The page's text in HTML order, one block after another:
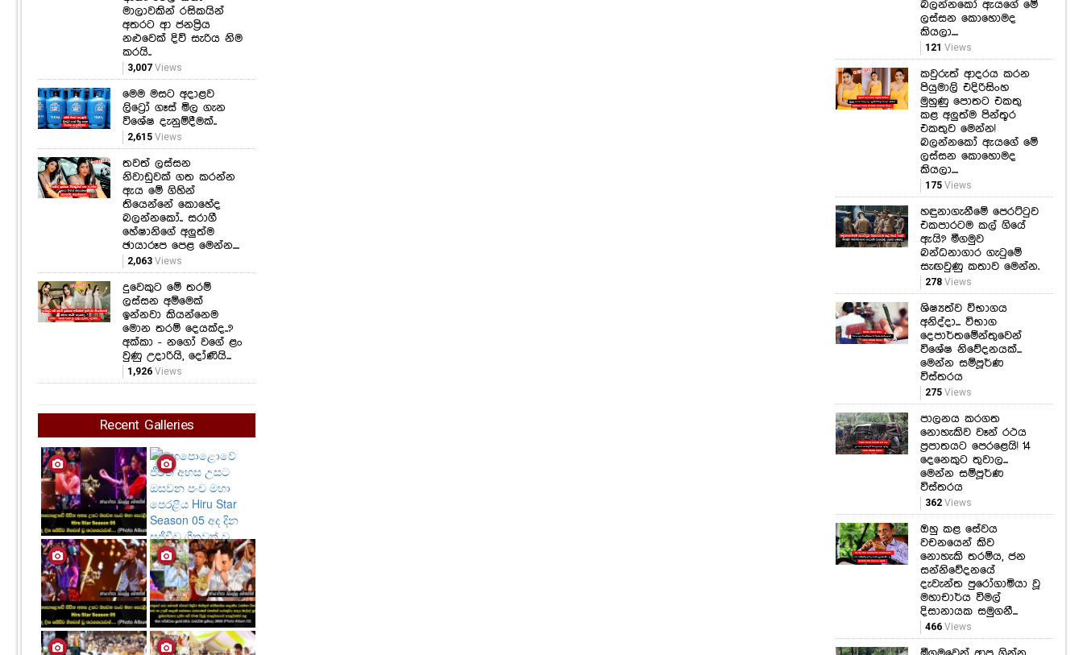
බලන්නකෝ ඇයගේ මේ
ලස්සන කොහොමද
කියලා....
121 Views
කවුරුත් ආදරය කරන
පියුමාලි එදිරිසිංහ
මුහුණු පොතට එකතු
කළ අලුත්ම පින්තූර
එකතුව මෙන්න!
බලන්නකෝ ඇයගේ මේ
ලස්සන කොහොමද
කියලා....
175 Views
හඳුනාගැනීමේ පෙරට්ටුව
එකපාරටම කල් ගියේ
ඇයි? මීගමුව
බන්ධනාගාර ගැටුමේ
සැඟවුණු කතාව මෙන්න.
278 Views
ශිෂ්‍යත්ව විභාගය
අනිද්දා... විභාග
දෙපාර්තමේන්තුවෙන්
විශේෂ නිවේදනයක්...
මෙන්න සම්පූර්ණ
විස්තරය
275 Views
පාලනය කරගත
නොහැකිව වෑන් රථය
ප්‍රපාතයට පෙරළෙයි! 14
දෙනෙකුට තුවාල...
මෙන්න සම්පූර්ණ
විස්තරය
362 Views
ඔහු කළ සේවය
වචනයෙන් කිව
නොහැකි තරම්ය, ජන
සන්නිවේදනයේ
දැවැන්ත පුරෝගාමියා වූ
මහාචාර්ය විමල්
දිසානායක සමුගනී...
466 Views
මාලාවකින් රසිකයින්
අතරට ආ ජනප්‍රිය
නළුවෙක් දිවි සැරිය නිම
කරයි..
3,007 Views
මෙම මසට අදාළව
ලිට්‍රෝ ගෑස් මිල ගැන
විශේෂ දැනුම්දීමක්..
2,615 Views
තවත් ලස්සන
නිවාඩුවක් ගත කරන්න
ඇය මේ ගිහින්
තියෙන්නේ කොහේද
බලන්නකෝ.. සරාගී
හේෂානිගේ අලුත්ම
ඡායාරූප පෙළ මෙන්න....
2,063 Views
දුවෙකුට මේ තරම්
ලස්සන අම්මෙක්
ඉන්නවා කියන්නෙම
මොන තරම් දෙයක්ද..?
අක්කා - නගෝ වගේ ළං
වුණු උදාරියි, දෝණියි...
1,926 Views
Recent Galleries